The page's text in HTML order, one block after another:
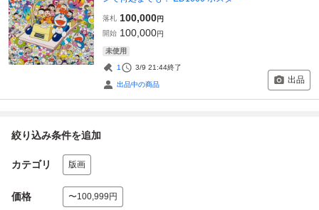
落札 100,000円
開始 100,000円
未使用
1 3/9 21:44終了
出品中の商品 出品
絞り込み条件を追加
カテゴリ 版画
価格 〜100,999円